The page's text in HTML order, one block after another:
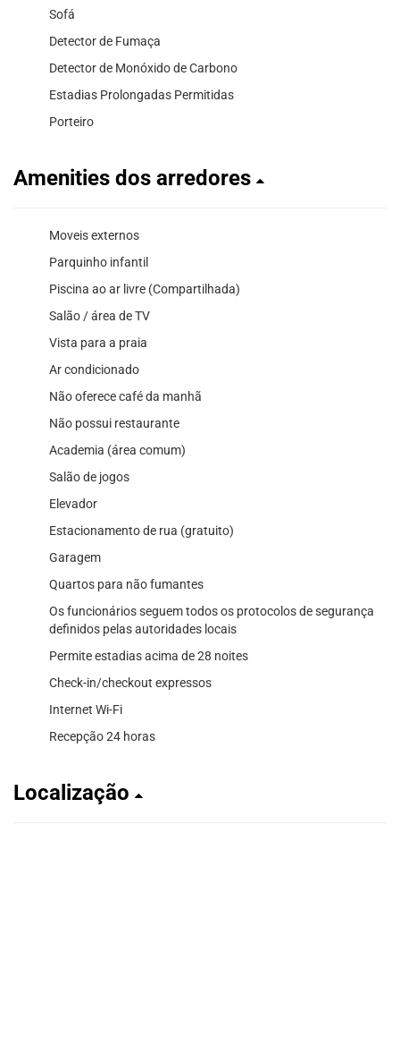
Sofá
Detector de Fumaça
Detector de Monóxido de Carbono
Estadias Prolongadas Permitidas
Porteiro
Amenities dos arredores
Moveis externos
Parquinho infantil
Piscina ao ar livre (Compartilhada)
Salão / área de TV
Vista para a praia
Ar condicionado
Não oferece café da manhã
Não possui restaurante
Academia (área comum)
Salão de jogos
Elevador
Estacionamento de rua (gratuito)
Garagem
Quartos para não fumantes
Os funcionários seguem todos os protocolos de segurança
definidos pelas autoridades locais
Permite estadias acima de 28 noites
Check-in/checkout expressos
Internet Wi-Fi
Recepção 24 horas
Localização